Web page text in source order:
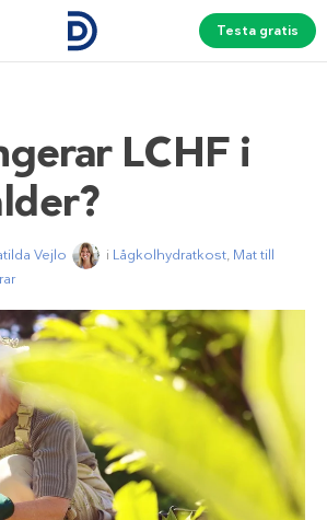
Testa gratis
LCHF i
Vejlo i Lågkolhydratkost, Mat till